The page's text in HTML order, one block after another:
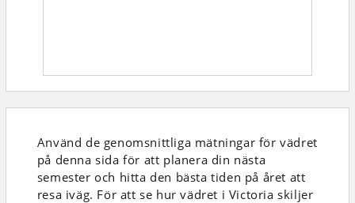
Använd de genomsnittliga mätningar för vädret
på denna sida för att planera din nästa
semester och hitta den bästa tiden på året att
resa iväg. För att se hur vädret i Victoria skiljer